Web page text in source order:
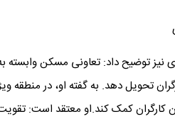
توضیح داد: تعاونی مسکن وابسته
تحویل دهد. به گفته او، در منطقه
کارگران کمک کند.او معتقد است: